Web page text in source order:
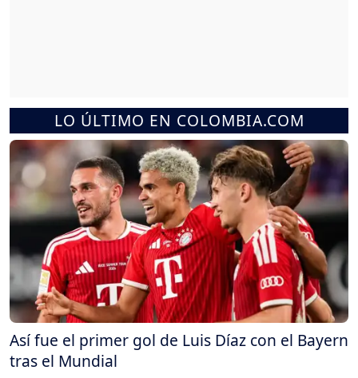
LO ÚLTIMO EN COLOMBIA.COM
Así fue el primer gol de Luis Díaz con el Bayern
tras el Mundial